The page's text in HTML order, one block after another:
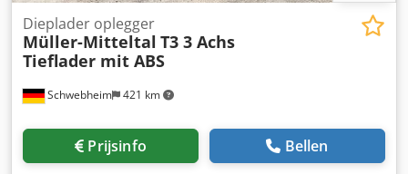
Schwebheim 421 km
Dieplader oplegger
Müller-Mitteltal T3 3 Achs
Tieflader mit ABS
Prijsinfo Bellen